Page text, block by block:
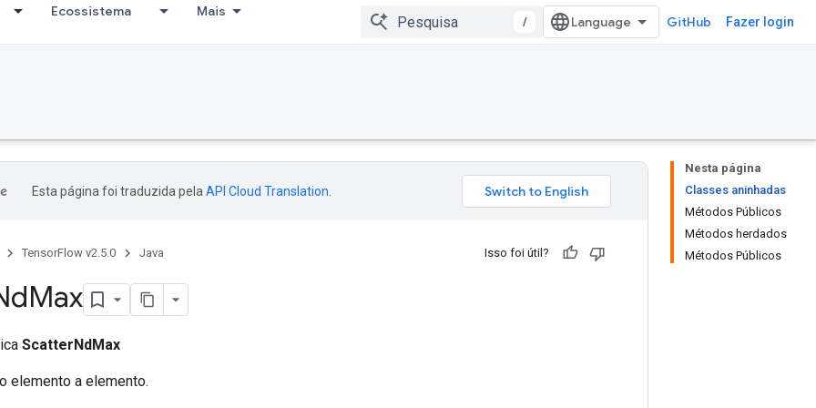
Ecossistema Mais
/ GitHub Fazer login
Nesta página
Classes aninhadas
Métodos Públicos
Métodos herdados
Métodos Públicos
Esta página foi traduzida pela API Cloud Translation
TensorFlow v2.5.0 Java Isso foi útil?
Max
ScatterNdMax
elemento a elemento.